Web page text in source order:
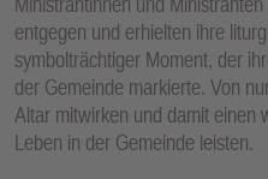
entgegen und erhielten ihre
symbolträchtiger Moment, der
der Gemeinde markierte. Von
Altar mitwirken und damit einen
Leben in der Gemeinde leisten.